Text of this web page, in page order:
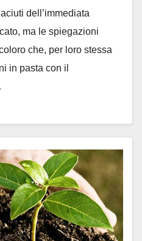
dell’immediata
ma le spiegazioni
che, per loro stessa
in pasta con il